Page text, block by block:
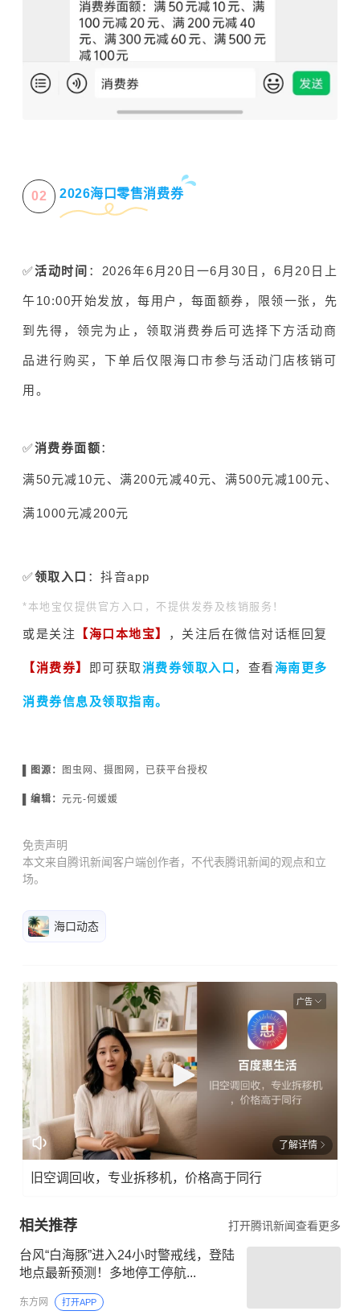
02 2026海口零售消费券
✅活动时间 ： 2026年6月20日一6月30日，6月20日上
午10:00开始发放，每用户，每面额券，限领一张，先
到先得，领完为止，领取消费券后可选择下方活动商
品进行购买，下单后仅限海口市参与活动门店核销可
用。
✅消费券面额：
满50元减10元、满200元减40元、 满500元减100元、
满1000元减200元
✅领取入口 ：抖音app
*本地宝仅提供官方入口，不提供发券及核销服务！
或是关注 【海口本地宝】 ，关注后在微信对话框回复
【消费券】 即可获取消费券领取入口 ，查看海南更多
消费券信息及领取指南。
▌图源： 图虫网、摄图网， 已获平台授权
▌编辑： 元元-何媛媛
免责声明
本文来自腾讯新闻客户端创作者，不代表腾讯新闻的观点和立
场。
海口动态
广告
了解详情
旧空调回收，专业拆移机，价格高于同行
相关推荐 打开腾讯新闻查看更多
台风“白海豚”进入24小时警戒线，登陆
地点最新预测！多地停工停航...
东方网 打开APP